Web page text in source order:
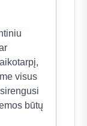
visus
būtų